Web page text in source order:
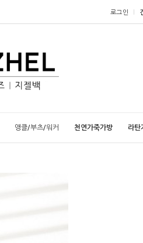
로그인
앵클/부츠/워커 천연가죽가방 라탄